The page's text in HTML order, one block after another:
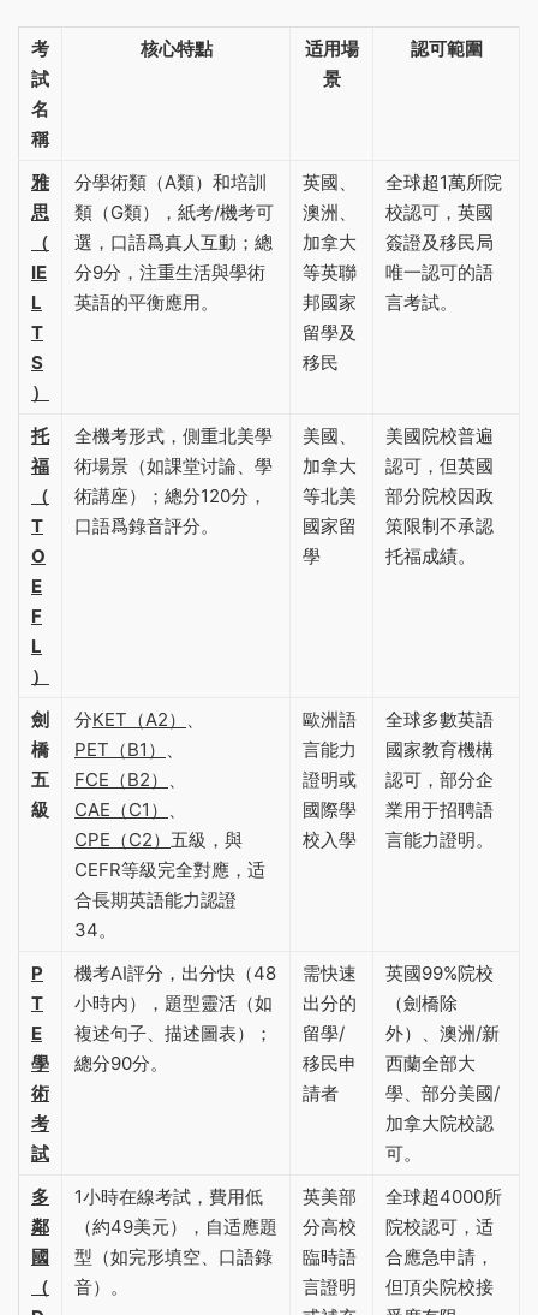
考
試
名
稱
核心特點
适用場
景
認可範圍
雅
思
（
IE
L
T
S
）
分學術類（A類）和培訓
類（G類），紙考/機考可
選，口語爲真人互動；總
分9分，注重生活與學術
英語的平衡應用‌。
英國、
澳洲、
加拿大
等英聯
邦國家
留學及
移民
全球超1萬所院
校認可，英國
簽證及移民局
唯一認可的語
言考試‌。
托
福
（
T
O
E
F
L
）
全機考形式，側重北美學
術場景（如課堂讨論、學
術講座）；總分120分，
口語爲錄音評分‌。
美國、
加拿大
等北美
國家留
學
美國院校普遍
認可，但英國
部分院校因政
策限制不承認
托福成績‌。
劍
橋
五
級
分KET（A2） 、
PET（B1） 、
FCE（B2） 、
CAE（C1） 、
CPE（C2） 五級，與
CEFR等級完全對應，适
合長期英語能力認證‌
34。
歐洲語
言能力
證明或
國際學
校入學
全球多數英語
國家教育機構
認可，部分企
業用于招聘語
言能力證明‌。
P
T
E
學
術
考
試
機考AI評分，出分快（48
小時内），題型靈活（如
複述句子、描述圖表）；
總分90分‌。
需快速
出分的
留學/
移民申
請者
英國99%院校
（劍橋除
外）、澳洲/新
西蘭全部大
學、部分美國/
加拿大院校認
可‌。
多
鄰
國
（
1小時在線考試，費用低
（約49美元），自适應題
型（如完形填空、口語錄
音）‌。
英美部
分高校
臨時語
言證明
全球超4000所
院校認可，适
合應急申請，
但頂尖院校接